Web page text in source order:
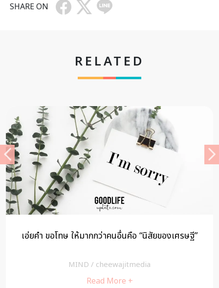
SHARE ON
RELATED
เอ่ยคำ ขอโทษ ให้มากกว่าคนอื่นคือ “นิสัยของเศรษฐี”
MIND / cheewajitmedia
Read More +